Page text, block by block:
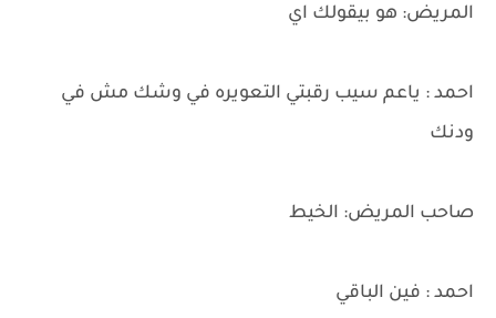
المريض: هو بيقولك اي
احمد : ياعم سيب رقبتي التعويره في وشك مش في
ودنك
صاحب المريض: الخيط
احمد : فين الباقي